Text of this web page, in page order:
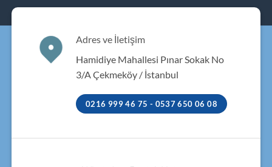
Adres ve İletişim
Hamidiye Mahallesi Pınar Sokak No
3/A Çekmeköy / İstanbul
0216 999 46 75 - 0537 650 06 08